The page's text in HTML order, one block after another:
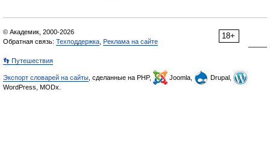
18+
© Академик, 2000-2026
Обратная связь: Техподдержка, Реклама на сайте
👣 Путешествия
Экспорт словарей на сайты, сделанные на PHP, Joomla,
Drupal,
WordPress, MODx.